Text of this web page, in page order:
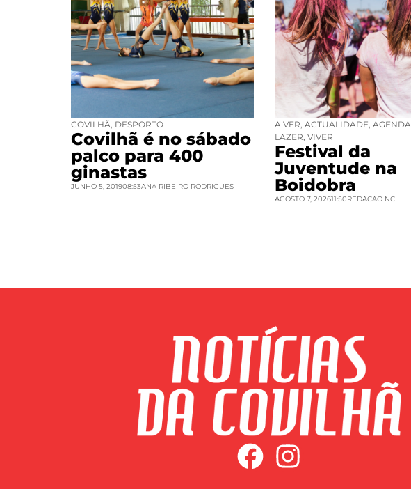
COVILHÃ DESPORTO
Covilhã é no sábado
palco para 400
ginastas
JUNHO 5, 201908:53ANA RIBEIRO RODRIGUES
A VER ACTUALIDADE AGENDA
LAZER VIVER
Festival da
Juventude na
Boidobra
AGOSTO 7, 202611:50REDACAO NC